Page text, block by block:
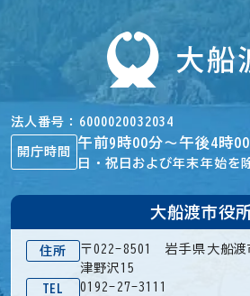
法人番号 6000020032034
開庁時間
午前9時00分～午後4時
日・祝日および年末年始を
大船渡市役
住所
〒022-8501 岩手県大船渡
津野沢15
TEL
0192-27-3111